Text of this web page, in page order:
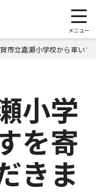
市立嘉瀬小学校から車いす
小学
を寄
きま